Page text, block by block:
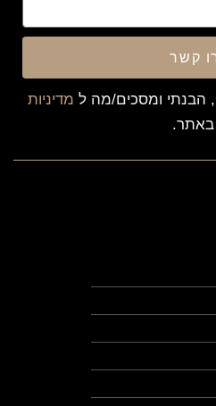
הבנתי ומסכים/מה ל מדיניות
באתר.
קשר